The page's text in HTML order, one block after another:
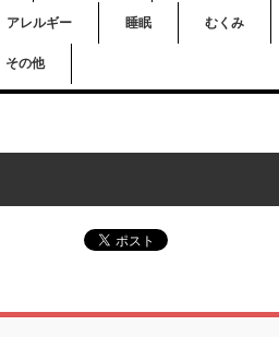
アレルギー 睡眠 むくみ
その他